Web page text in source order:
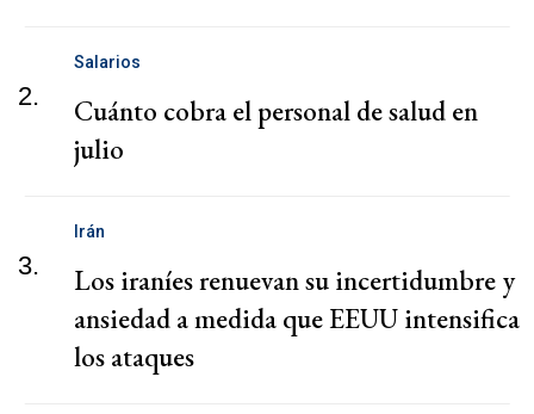
2.
Salarios
Cuánto cobra el personal de salud en
julio
3.
Irán
Los iraníes renuevan su incertidumbre y
ansiedad a medida que EEUU intensifica
los ataques